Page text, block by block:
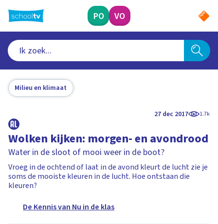
naar
hoofdinhoud
PO VO
Milieu en klimaat
27 dec 2017 1.7k
Wolken kijken: morgen- en avondrood
Water in de sloot of mooi weer in de boot?
Vroeg in de ochtend of laat in de avond kleurt de lucht zie je
soms de mooiste kleuren in de lucht. Hoe ontstaan die
kleuren?
De Kennis van Nu in de klas